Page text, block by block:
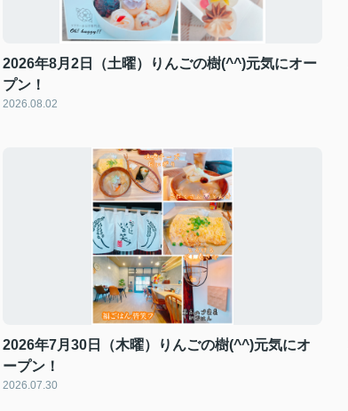
2026年8月2日（土曜）りんごの樹(^^)元気にオー
プン！
2026.08.02
2026年7月30日（木曜）りんごの樹(^^)元気にオ
ープン！
2026.07.30